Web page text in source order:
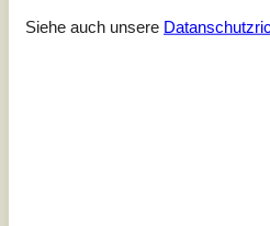
7
Siehe auch unsere